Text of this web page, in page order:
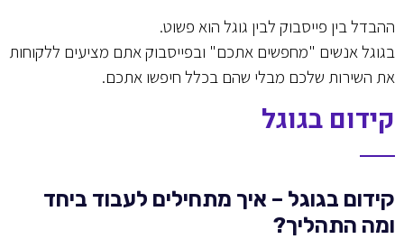
ההבדל בין פייסבוק לבין גוגל הוא פשוט.
בגוגל אנשים "מחפשים אתכם" ובפייסבוק אתם מציעים ללקוחות
את השירות שלכם מבלי שהם בכלל חיפשו אתכם.
קידום בגוגל
קידום בגוגל – איך מתחילים לעבוד ביחד
ומה התהליך?